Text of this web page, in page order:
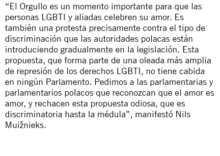
“El Orgullo es un momento importante para que las
personas LGBTI y aliadas celebren su amor. Es
también una protesta precisamente contra el tipo de
discriminación que las autoridades polacas están
introduciendo gradualmente en la legislación. Esta
propuesta, que forma parte de una oleada más amplia
de represión de los derechos LGBTI, no tiene cabida
en ningún Parlamento. Pedimos a las parlamentarias y
parlamentarios polacos que reconozcan que el amor es
amor, y rechacen esta propuesta odiosa, que es
discriminatoria hasta la médula”, manifestó Nils
Muižnieks.